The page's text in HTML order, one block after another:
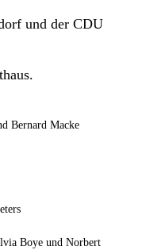
und der CDU
Bernard Macke
Boye und Norbert